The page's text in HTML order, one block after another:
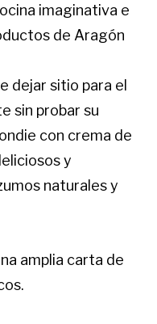
imaginativa e
de Aragón
dejar sitio para el
sin probar su
con crema de
y
naturales y
amplia carta de